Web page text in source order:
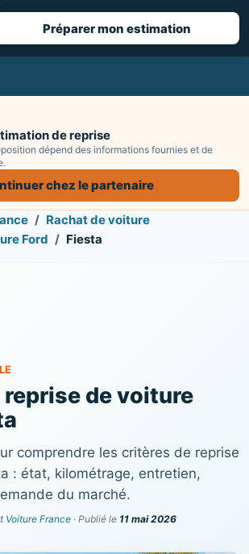
Préparer mon estimation
de reprise
dépend des informations fournies et de
chez le partenaire
Rachat de voiture
Ford
Fiesta
reprise de voiture
comprendre les critères de reprise
: état, kilométrage, entretien,
du marché.
Voiture France · Publié le 11 mai 2026